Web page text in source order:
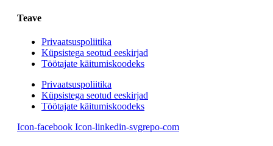
Teave
Privaatsuspoliitika
Küpsistega seotud eeskirjad
Töötajate käitumiskoodeks
Privaatsuspoliitika
Küpsistega seotud eeskirjad
Töötajate käitumiskoodeks
Icon-facebook Icon-linkedin-svgrepo-com